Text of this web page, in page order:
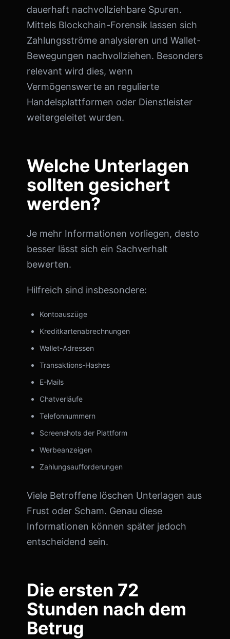
dauerhaft nachvollziehbare Spuren.
Mittels Blockchain-Forensik lassen sich
Zahlungsströme analysieren und Wallet-
Bewegungen nachvollziehen. Besonders
relevant wird dies, wenn
Vermögenswerte an regulierte
Handelsplattformen oder Dienstleister
weitergeleitet wurden.
Welche Unterlagen
sollten gesichert
werden?
Je mehr Informationen vorliegen, desto
besser lässt sich ein Sachverhalt
bewerten.
Hilfreich sind insbesondere:
Kontoauszüge
Kreditkartenabrechnungen
Wallet-Adressen
Transaktions-Hashes
E-Mails
Chatverläufe
Telefonnummern
Screenshots der Plattform
Werbeanzeigen
Zahlungsaufforderungen
Viele Betroffene löschen Unterlagen aus
Frust oder Scham. Genau diese
Informationen können später jedoch
entscheidend sein.
Die ersten 72
Stunden nach dem
Betrug